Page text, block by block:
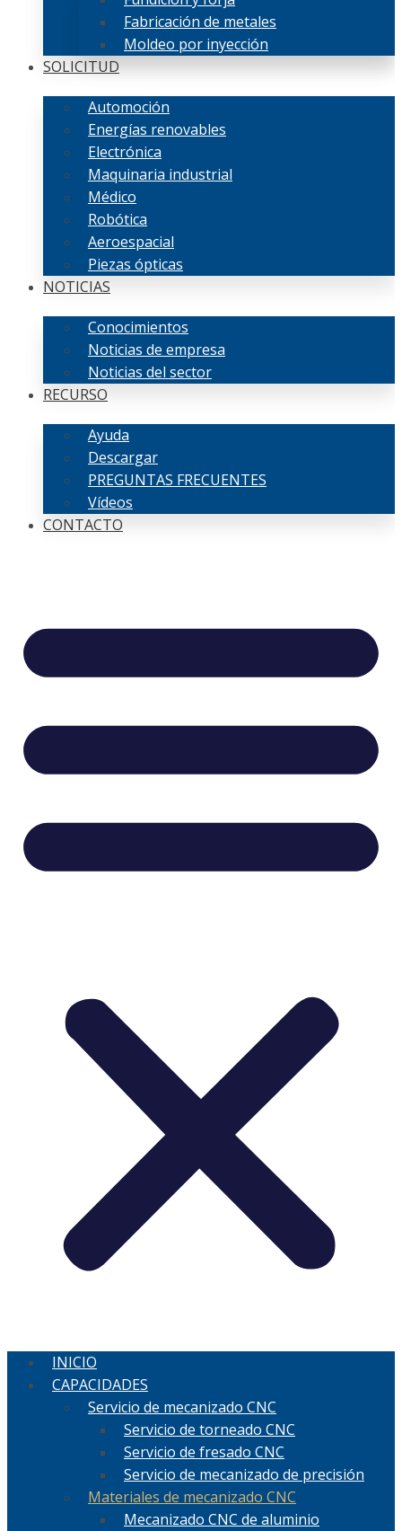
Fabricación de metales
Moldeo por inyección
SOLICITUD
Automoción
Energías renovables
Electrónica
Maquinaria industrial
Médico
Robótica
Aeroespacial
Piezas ópticas
NOTICIAS
Conocimientos
Noticias de empresa
Noticias del sector
RECURSO
Ayuda
Descargar
PREGUNTAS FRECUENTES
Vídeos
CONTACTO
INICIO
CAPACIDADES
Servicio de mecanizado CNC
Servicio de torneado CNC
Servicio de fresado CNC
Servicio de mecanizado de precisión
Materiales de mecanizado CNC
Mecanizado CNC de aluminio